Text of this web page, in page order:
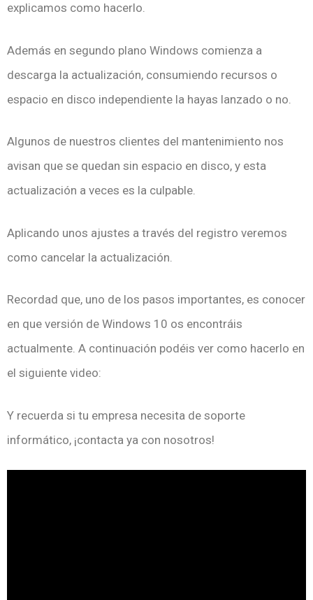
explicamos como hacerlo.
Además en segundo plano Windows comienza a
descarga la actualización, consumiendo recursos o
espacio en disco independiente la hayas lanzado o no.
Algunos de nuestros clientes del mantenimiento nos
avisan que se quedan sin espacio en disco, y esta
actualización a veces es la culpable.
Aplicando unos ajustes a través del registro veremos
como cancelar la actualización.
Recordad que, uno de los pasos importantes, es conocer
en que versión de Windows 10 os encontráis
actualmente. A continuación podéis ver como hacerlo en
el siguiente video:
Y recuerda si tu empresa necesita de soporte
informático, ¡contacta ya con nosotros!